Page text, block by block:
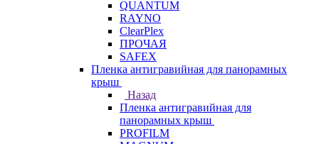
QUANTUM
RAYNO
ClearPlex
ПРОЧАЯ
SAFEX
Пленка антигравийная для панорамных
крыш
Назад
Пленка антигравийная для
панорамных крыш
PROFILM